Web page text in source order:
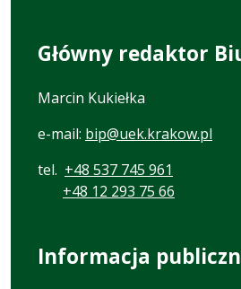
Główny redaktor
Marcin Kukiełka
e-mail: bip@uek.krakow.pl
tel. +48 537 745 961
+48 12 293 75 66
Informacja